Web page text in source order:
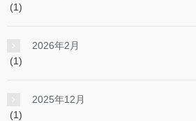
(1)
2026年2月
(1)
2025年12月
(1)